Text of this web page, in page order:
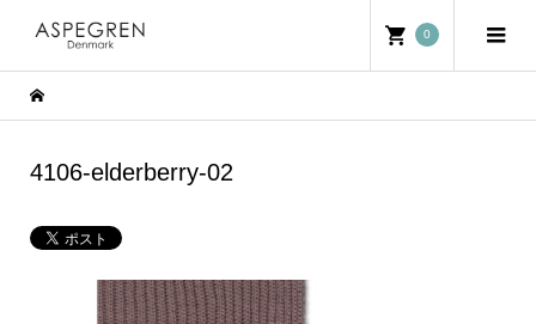
0
4106-elderberry-02